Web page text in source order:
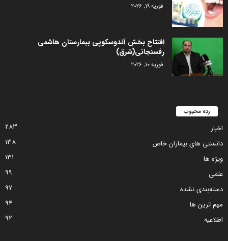
فوریه 19, 2026
افتتاح بخش آندوسکوپی بیمارستان هاشمی
رفسنجانی(شرق)
فوریه 10, 2026
رده محبوب
اخبار
283
دانستی های بیماران خاص
138
ویژه ها
131
علمی
99
دسته‌بندی نشده
97
مهم ترین ها
94
اطلاعیه
92